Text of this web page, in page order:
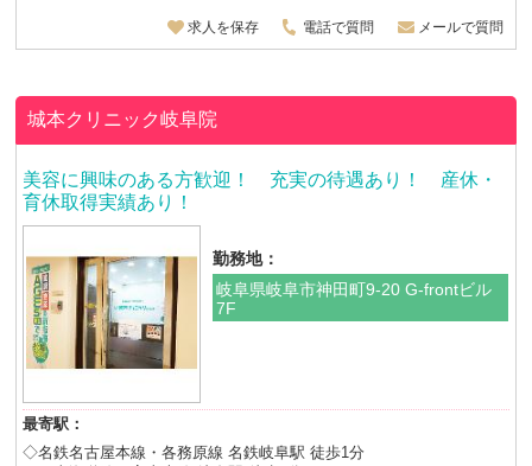
求人を保存 電話で質問 メールで質問
城本クリニック岐阜院
美容に興味のある方歓迎！ 充実の待遇あり！ 産休・
育休取得実績あり！
勤務地：
岐阜県岐阜市神田町9-20 G-frontビル
7F
最寄駅：
◇名鉄名古屋本線・各務原線 名鉄岐阜駅 徒歩1分